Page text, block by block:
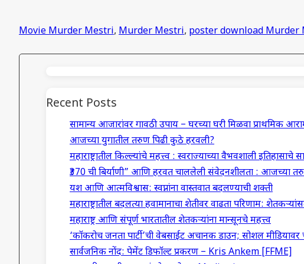
Movie Murder Mestri, Murder Mestri, poster download Murder
Recent Posts
सामान्य आजारांवर गावठी उपाय – घरच्या घरी मिळवा प्राथमिक
आजच्या युगातील तरुण पिढी कुठे हरवली?
महाराष्ट्रातील किल्ल्यांचे महत्त्व : स्वराज्याच्या वैभवशाली इतिहासाचे
₹370 ची बिर्याणी” आणि हरवत चाललेली संवेदनशीलता : आजच्या
यश आणि आत्मविश्वास: स्वप्नांना वास्तवात बदलण्याची शक्ती
महाराष्ट्रातील बदलत्या हवामानाचा शेतीवर वाढता परिणाम:
महाराष्ट्र आणि संपूर्ण भारतातील शेतकऱ्यांना मान्सूनचे महत्त्व
‘कॉकरोच जनता पार्टी’ची वेबसाईट अचानक डाउन; सोशल मीडियावर
सार्वजनिक नोंद: पेमेंट डिफॉल्ट प्रकरण – Kris Ankem [FFME]